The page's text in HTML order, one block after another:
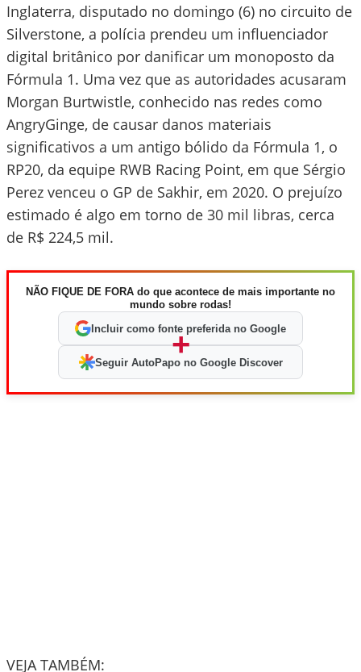
Inglaterra, disputado no domingo (6) no circuito de
Silverstone, a polícia prendeu um influenciador
digital britânico por danificar um monoposto da
Fórmula 1. Uma vez que as autoridades acusaram
Morgan Burtwistle, conhecido nas redes como
AngryGinge, de causar danos materiais
significativos a um antigo bólido da Fórmula 1, o
RP20, da equipe RWB Racing Point, em que Sérgio
Perez venceu o GP de Sakhir, em 2020. O prejuízo
estimado é algo em torno de 30 mil libras, cerca
de R$ 224,5 mil.
NÃO FIQUE DE FORA do que acontece de mais importante no
mundo sobre rodas!
Incluir como fonte preferida no Google
+
Seguir AutoPapo no Google Discover
VEJA TAMBÉM: